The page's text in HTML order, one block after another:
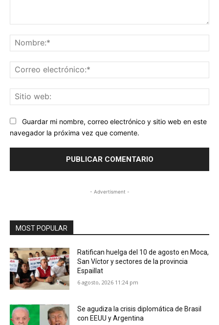
Guardar mi nombre, correo electrónico y sitio web en este
navegador la próxima vez que comente.
- Advertisment -
MOST POPULAR
Ratifican huelga del 10 de agosto en Moca,
San Víctor y sectores de la provincia
Espaillat
6 agosto, 2026 11:24 pm
Se agudiza la crisis diplomática de Brasil
con EEUU y Argentina